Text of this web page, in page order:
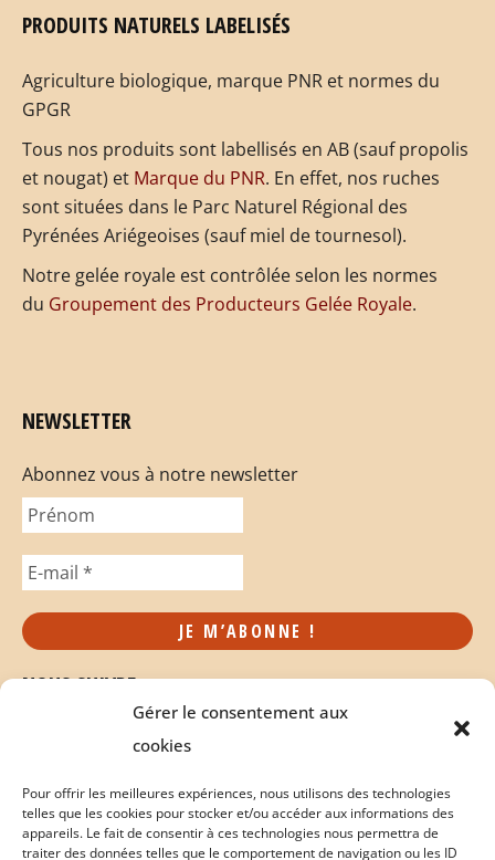
Gérer le consentement aux
cookies
Pour offrir les meilleures expériences, nous utilisons des technologies
telles que les cookies pour stocker et/ou accéder aux informations des
appareils. Le fait de consentir à ces technologies nous permettra de
traiter des données telles que le comportement de navigation ou les ID
PRODUITS NATURELS LABELISÉS
Agriculture biologique, marque PNR et normes du
GPGR
Tous nos produits sont labellisés en AB (sauf propolis
et nougat) et Marque du PNR. En effet, nos ruches
sont situées dans le Parc Naturel Régional des
Pyrénées Ariégeoises (sauf miel de tournesol).
Notre gelée royale est contrôlée selon les normes
du Groupement des Producteurs Gelée Royale.
NEWSLETTER
Abonnez vous à notre newsletter
NOUS SUIVRE